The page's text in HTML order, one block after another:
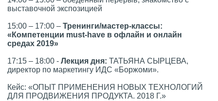
выставочной экспозицией
15:00 – 17:00 – Тренинги/мастер-классы:
«Компетенции must-have в офлайн и онлайн
средах 2019»
17:15 – 18:00 - Лекция дня: ТАТЬЯНА СЫРЦЕВА,
директор по маркетингу ИДС «Боржоми».
Кейс: «ОПЫТ ПРИМЕНЕНИЯ НОВЫХ ТЕХНОЛОГИЙ
ДЛЯ ПРОДВИЖЕНИЯ ПРОДУКТА. 2018 Г.»